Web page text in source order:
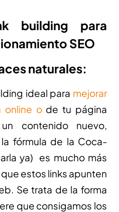
building para
SEO
naturales:
ideal para mejorar
online ode tu página
contenido nuevo,
fórmula de la Coca-
ya) es mucho más
estos links apunten
Se trata de la forma
que consigamos los